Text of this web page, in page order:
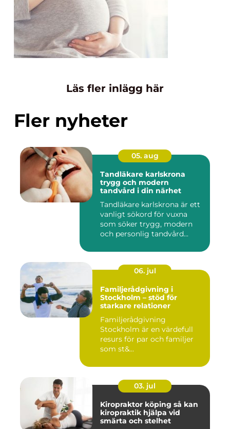
Läs fler inlägg här
Fler nyheter
05. aug
Tandläkare karlskrona
trygg och modern
tandvård i din närhet
Tandläkare karlskrona är ett
vanligt sökord för vuxna
som söker trygg, modern
och personlig tandvård...
06. jul
Familjerådgivning i
Stockholm – stöd för
starkare relationer
Familjerådgivning
Stockholm är en värdefull
resurs för par och familjer
som st&...
03. jul
Kiropraktor köping så kan
kiropraktik hjälpa vid
smärta och stelhet